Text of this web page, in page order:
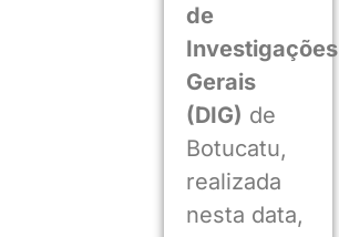
de
Investigações
Gerais
(DIG) de
Botucatu,
realizada
nesta data,